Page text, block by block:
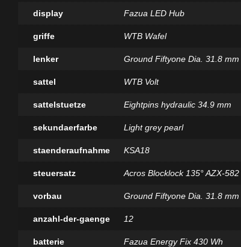
display Fazua LED Hub
griffe WTB Wafel
lenker Ground Fiftyone Dia. 31.8
sattel WTB Volt
sattelstuetze Eightpins hydraulic 34.9 mm
sekundaerfarbe Light grey pearl
staenderaufnahme KSA18
steuersatz Acros Blocklock 135° AZX-582
vorbau Ground Fiftyone Dia. 31.8 mm
anzahl-der-gaenge 12
batterie Fazua Energy Fix 430 Wh